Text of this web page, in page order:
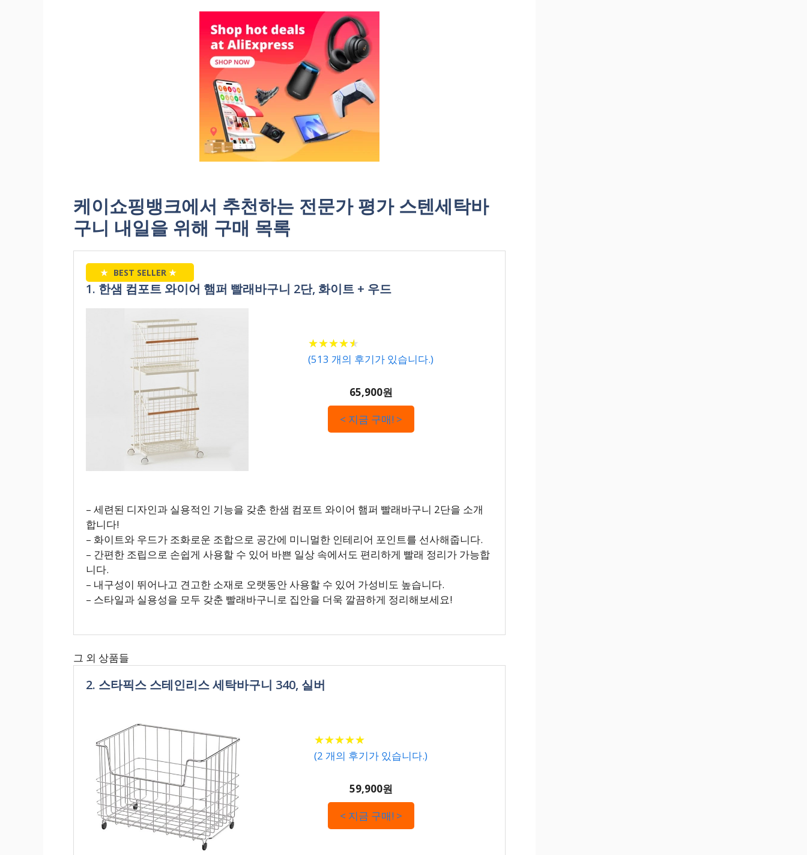
케이쇼핑뱅크에서 추천하는 전문가 평가 스텐세탁바
구니 내일을 위해 구매 목록
★ BEST SELLER ★
1. 한샘 컴포트 와이어 햄퍼 빨래바구니 2단, 화이트 + 우드
★★★★★
★★★★★
(513 개의 후기가 있습니다.)
65,900원
< 지금 구매! >
– 세련된 디자인과 실용적인 기능을 갖춘 한샘 컴포트 와이어 햄퍼 빨래바구니 2단을 소개
합니다!
– 화이트와 우드가 조화로운 조합으로 공간에 미니멀한 인테리어 포인트를 선사해줍니다.
– 간편한 조립으로 손쉽게 사용할 수 있어 바쁜 일상 속에서도 편리하게 빨래 정리가 가능합
니다.
– 내구성이 뛰어나고 견고한 소재로 오랫동안 사용할 수 있어 가성비도 높습니다.
– 스타일과 실용성을 모두 갖춘 빨래바구니로 집안을 더욱 깔끔하게 정리해보세요!
그 외 상품들
2. 스타픽스 스테인리스 세탁바구니 340, 실버
★★★★★
★★★★★
(2 개의 후기가 있습니다.)
59,900원
< 지금 구매! >